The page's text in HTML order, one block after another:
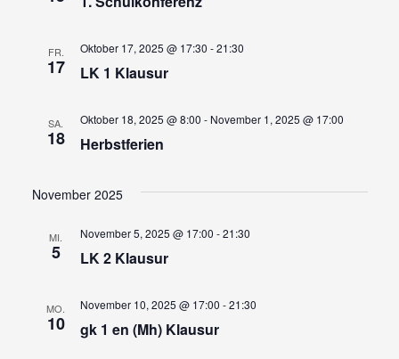
FR.
17 LK 1 Klausur
Oktober 17, 2025 @ 17:30 -21:30
SA.
18 Herbstferien
Oktober 18, 2025 @ 8:00 - November 1, 2025 @ 17:00
November 2025
MI.
5 LK 2 Klausur
November 5, 2025 @ 17:00 -21:30
MO.
10 gk 1 en (Mh) Klausur
November 10, 2025 @ 17:00 -21:30